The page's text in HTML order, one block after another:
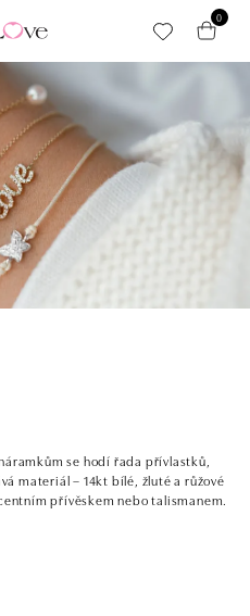
0
se hodí řada přívlastků,
materiál – 14kt bílé, žluté a růžové
přívěskem nebo talismanem.